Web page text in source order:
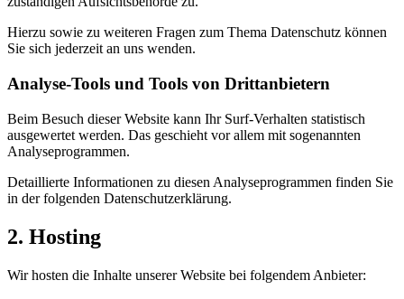
Hierzu sowie zu weiteren Fragen zum Thema Datenschutz können
Sie sich jederzeit an uns wenden.
Analyse-Tools und Tools von Dritt­anbietern
Beim Besuch dieser Website kann Ihr Surf-Verhalten statistisch
ausgewertet werden. Das geschieht vor allem mit sogenannten
Analyseprogrammen.
Detaillierte Informationen zu diesen Analyseprogrammen finden Sie
in der folgenden Datenschutzerklärung.
2. Hosting
Wir hosten die Inhalte unserer Website bei folgendem Anbieter: